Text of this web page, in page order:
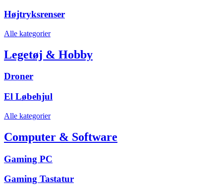
Højtryksrenser
Alle kategorier
Legetøj & Hobby
Droner
El Løbehjul
Alle kategorier
Computer & Software
Gaming PC
Gaming Tastatur